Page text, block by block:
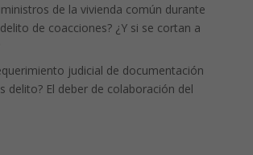
de la vivienda común durante
de coacciones? ¿Y si se cortan a
judicial de documentación
delito? El deber de colaboración del